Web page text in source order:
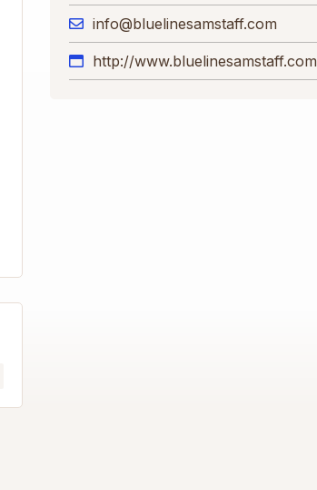
info@bluelinesamstaff.com
http://www.bluelinesamstaff.com